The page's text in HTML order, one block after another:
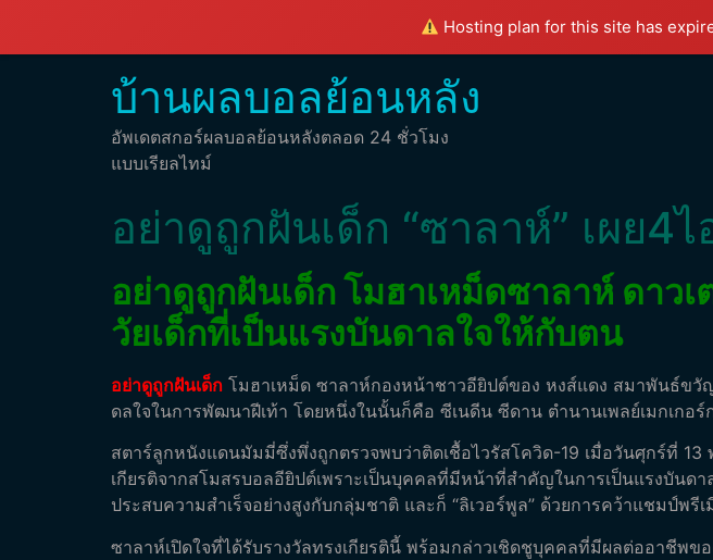
Hosting plan for this site has
บ้านผลบอลย้อนหลัง
อัพเดตสกอร์ผลบอลย้อนหลังตลอด 24 ชั่วโมง
แบบเรียลไทม์
อย่าดูถูกฝันเด็ก “ซาลาห์” เผย4
อย่าดูถูกฝันเด็ก โมฮาเหม็ดซาลาห์ ดาว
วัยเด็กที่เป็นแรงบันดาลใจให้กับตน
อย่าดูถูกฝันเด็ก โมฮาเหม็ด ซาลาห์กองหน้าชาวอียิปต์ของ หงส์แดง สมาพันธ์ขวั
ดลใจในการพัฒนาฝีเท้า โดยหนึ่งในนั้นก็คือ ซีเนดีน ซีดาน ตำนานเพลย์เมกเกอร์
สตาร์ลูกหนังแดนมัมมี่ซึ่งพึ่งถูกตรวจพบว่าติดเชื้อไวรัสโควิด-19 เมื่อวันศุกร์ที่ 13
เกียรติจากสโมสรบอลอียิปต์เพราะเป็นบุคคลที่มีหน้าที่สำคัญในการเป็นแรงบันดา
ประสบความสำเร็จอย่างสูงกับกลุ่มชาติ และก็ “ลิเวอร์พูล” ด้วยการคว้าแชมป์พรี
ซาลาห์เปิดใจที่ได้รับรางวัลทรงเกียรตินี้ พร้อมกล่าวเชิดชูบุคคลที่มีผลต่ออาชีพขอ